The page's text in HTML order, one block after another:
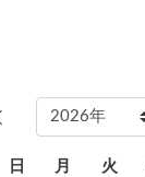
さい。
配あり
日 月 火